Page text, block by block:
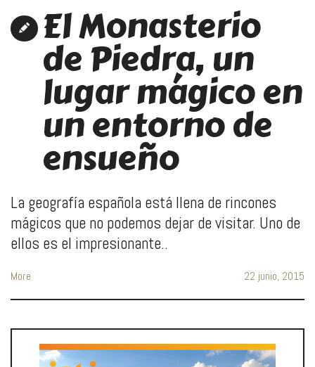
El Monasterio
de Piedra, un
lugar mágico en
un entorno de
ensueño
La geografía española está llena de rincones
mágicos que no podemos dejar de visitar. Uno de
ellos es el impresionante..
More 22 junio, 2015